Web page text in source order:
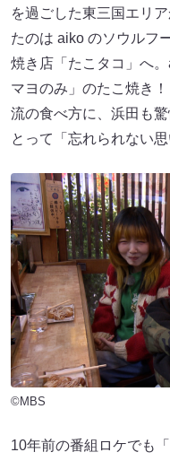
を過ごした東三国エリ
たのは aiko のソウルフ
焼き店「たこタコ」へ
マヨのみ」のたこ焼き
流の食べ方に、浜田も
とって「忘れられない
©MBS
10年前の番組ロケでも